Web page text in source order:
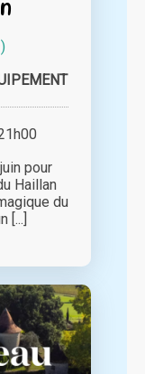
pour
Haillan
du
[...]